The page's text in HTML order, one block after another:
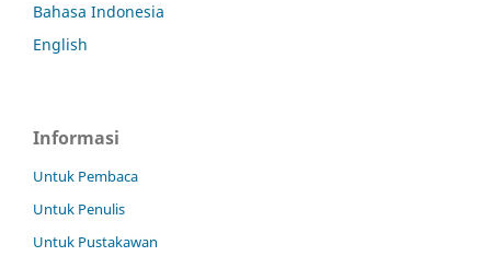
Bahasa Indonesia
English
Informasi
Untuk Pembaca
Untuk Penulis
Untuk Pustakawan